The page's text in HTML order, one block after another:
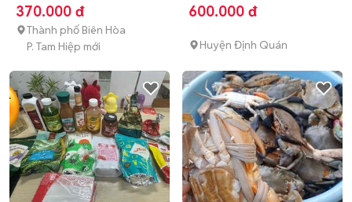
370.000 đ
Thành phố Biên Hòa
P. Tam Hiệp mới
600.000 đ
Huyện Định Quán